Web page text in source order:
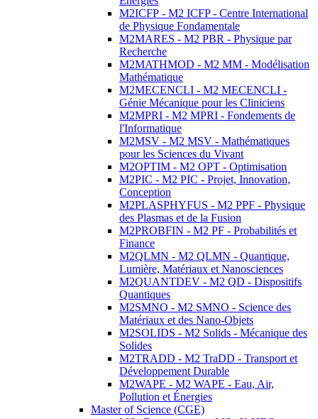
M2ICFP - M2 ICFP - Centre International
de Physique Fondamentale
M2MARES - M2 PBR - Physique par
Recherche
M2MATHMOD - M2 MM - Modélisation
Mathématique
M2MECENCLI - M2 MECENCLI -
Génie Mécanique pour les Cliniciens
M2MPRI - M2 MPRI - Fondements de
l'Informatique
M2MSV - M2 MSV - Mathématiques
pour les Sciences du Vivant
M2OPTIM - M2 OPT - Optimisation
M2PIC - M2 PIC - Projet, Innovation,
Conception
M2PLASPHYFUS - M2 PPF - Physique
des Plasmas et de la Fusion
M2PROBFIN - M2 PF - Probabilités et
Finance
M2QLMN - M2 QLMN - Quantique,
Lumière, Matériaux et Nanosciences
M2QUANTDEV - M2 QD - Dispositifs
Quantiques
M2SMNO - M2 SMNO - Science des
Matériaux et des Nano-Objets
M2SOLIDS - M2 Solids - Mécanique des
Solides
M2TRADD - M2 TraDD - Transport et
Développement Durable
M2WAPE - M2 WAPE - Eau, Air,
Pollution et Énergies
Master of Science (CGE)